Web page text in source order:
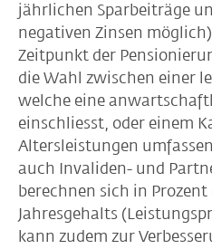
jährlichen Sparbeiträge
negativen Zinsen
Zeitpunkt der
die Wahl zwischen einer
welche eine
einschliesst, oder einem
Altersleistungen
auch Invaliden- und
berechnen sich in Prozent
Jahresgehalts
kann zudem zur